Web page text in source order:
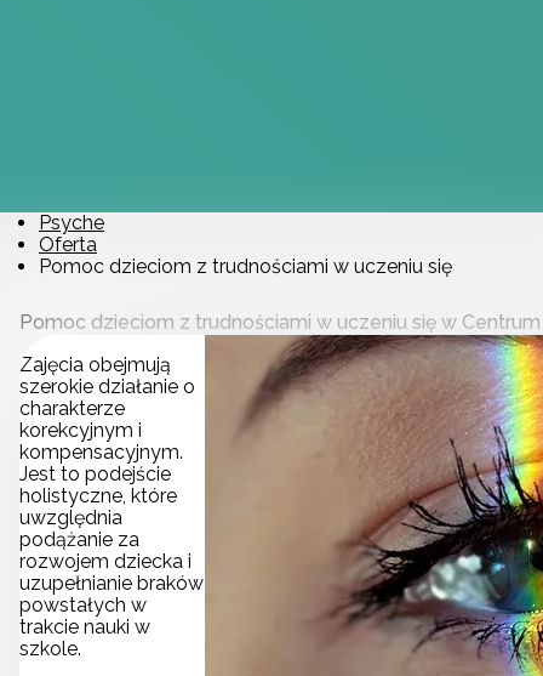
Psyche
Oferta
Pomoc dzieciom z trudnościami w uczeniu się
Pomoc dzieciom z trudnościami w uczeniu się w Centrum
Zajęcia obejmują
szerokie działanie o
charakterze
korekcyjnym i
kompensacyjnym.
Jest to podejście
holistyczne, które
uwzględnia
podążanie za
rozwojem dziecka i
uzupełnianie braków
powstałych w
trakcie nauki w
szkole.